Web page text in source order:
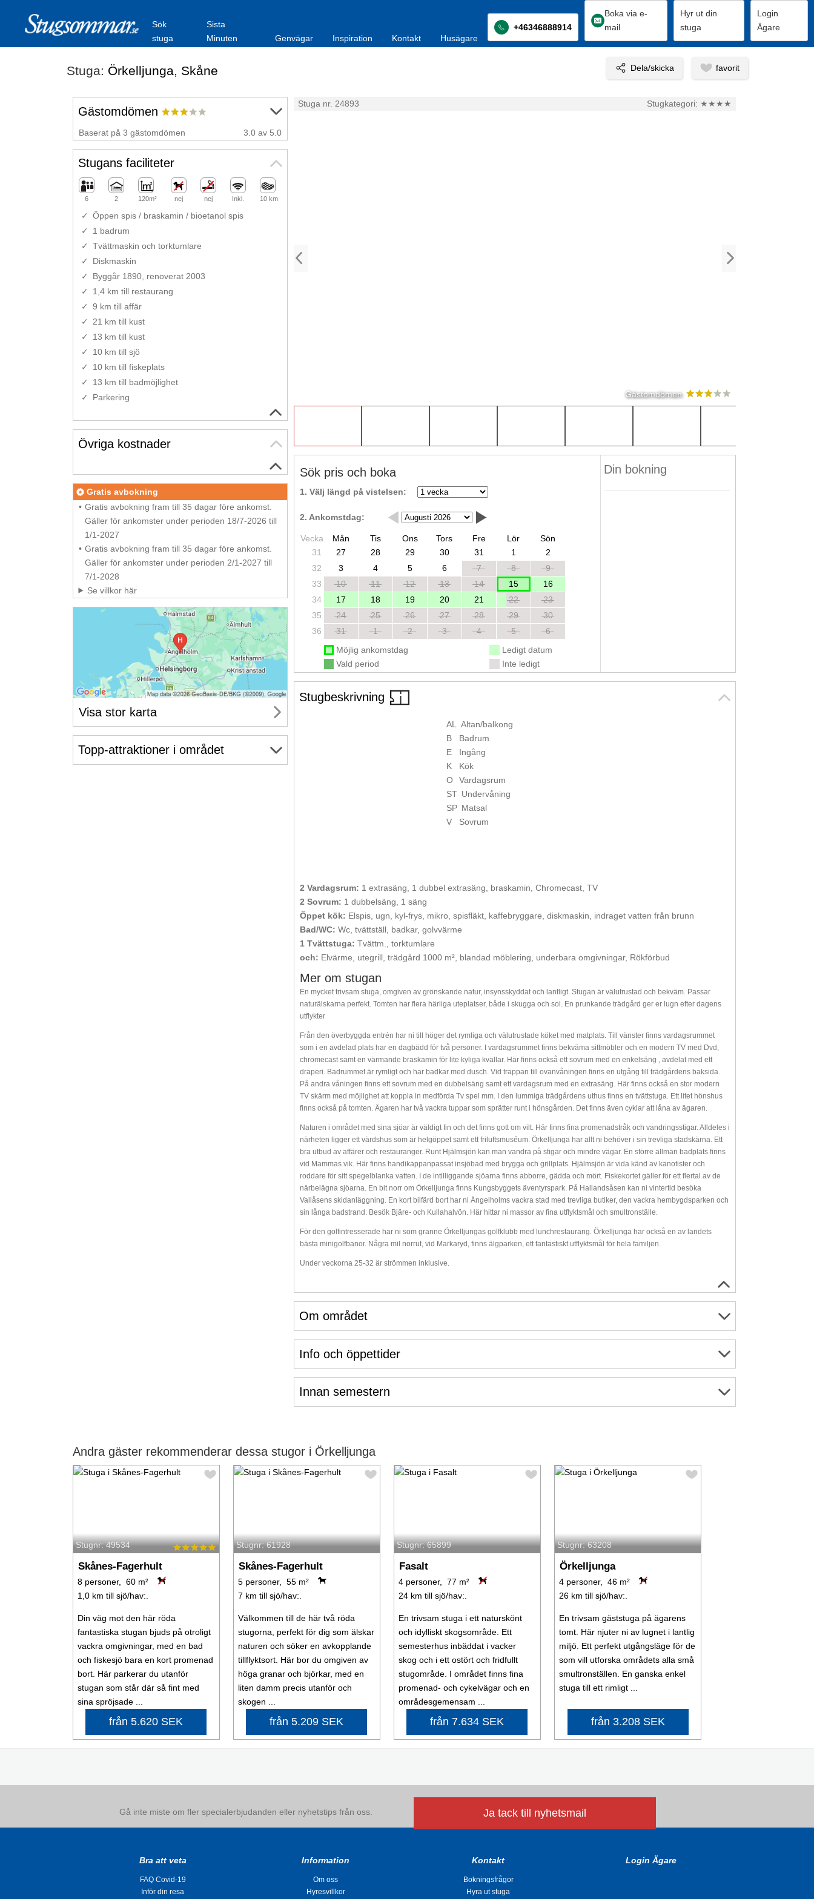
Sök
stuga
Sista
Minuten
Genvägar Inspiration Kontakt Husägare
+46346888914
Boka via e-
mail
Hyr ut din
stuga
Login
Ägare
Stuga: Örkelljunga, Skåne
Stuga nr. 24893 Stugkategori: ★★★★
Gästomdömen
Sök pris och boka
1. Välj längd på vistelsen:
2. Ankomstdag:
Vecka Mån Tis Ons Tors Fre Lör
Sön
31
27 28 29 30 31 1
2
32
3 4 5 6 7 8
9
33
10 11 12 13 14 15
16
34
17 18 19 20 21 22
23
35
24 25 26 27 28 29
30
36
31 1 2 3 4 5
6
Möjlig ankomstdag
Vald period
Ledigt datum
Inte ledigt
Din bokning
Stugbeskrivning
AL
Altan/balkong
B
Badrum
E
Ingång
K
Kök
O
Vardagsrum
ST Undervåning
SP Matsal
V
Sovrum
2 Vardagsrum: 1 extrasäng, 1 dubbel extrasäng, braskamin, Chromecast, TV
2 Sovrum: 1 dubbelsäng, 1 säng
Öppet kök: Elspis, ugn, kyl-frys, mikro, spisfläkt, kaffebryggare, diskmaskin, indraget vatten från brunn
Bad/WC: Wc, tvättställ, badkar, golvvärme
1 Tvättstuga: Tvättm., torktumlare
och: Elvärme, utegrill, trädgård 1000 m², blandad möblering, underbara omgivningar, Rökförbud
Mer om stugan
En mycket trivsam stuga, omgiven av grönskande natur, insynsskyddat och lantligt. Stugan är välutrustad och bekväm. Passar
naturälskarna perfekt. Tomten har flera härliga uteplatser, både i skugga och sol. En prunkande trädgård ger er lugn efter dagens
utflykter
Från den överbyggda entrén har ni till höger det rymliga och välutrustade köket med matplats. Till vänster finns vardagsrummet
som i en avdelad plats har en dagbädd för två personer. I vardagsrummet finns bekväma sittmöbler och en modern TV med Dvd,
chromecast samt en värmande braskamin för lite kyliga kvällar. Här finns också ett sovrum med en enkelsäng , avdelat med ett
draperi. Badrummet är rymligt och har badkar med dusch. Vid trappan till ovanvåningen finns en utgång till trädgårdens baksida.
På andra våningen finns ett sovrum med en dubbelsäng samt ett vardagsrum med en extrasäng. Här finns också en stor modern
TV skärm med möjlighet att koppla in medförda Tv spel mm. I den lummiga trädgårdens uthus finns en tvättstuga. Ett litet hönshus
finns också på tomten. Ägaren har två vackra tuppar som sprätter runt i hönsgården. Det finns även cyklar att låna av ägaren.
Naturen i området med sina sjöar är väldigt fin och det finns gott om vilt. Här finns fina promenadstråk och vandringsstigar. Alldeles i
närheten ligger ett värdshus som är helgöppet samt ett friluftsmuséum. Örkelljunga har allt ni behöver i sin trevliga stadskärna. Ett
bra utbud av affärer och restauranger. Runt Hjälmsjön kan man vandra på stigar och mindre vägar. En större allmän badplats finns
vid Mammas vik. Här finns handikappanpassat insjöbad med brygga och grillplats. Hjälmsjön är vida känd av kanotister och
roddare för sitt spegelblanka vatten. I de intilliggande sjöarna finns abborre, gädda och mört. Fiskekortet gäller för ett flertal av de
närbelägna sjöarna. En bit norr om Örkelljunga finns Kungsbyggets äventyrspark. På Hallandsåsen kan ni vintertid besöka
Vallåsens skidanläggning. En kort bilfärd bort har ni Ängelholms vackra stad med trevliga butiker, den vackra hembygdsparken och
sin långa badstrand. Besök Bjäre- och Kullahalvön. Här hittar ni massor av fina utflyktsmål och smultronställe.
För den golfintresserade har ni som granne Örkelljungas golfklubb med lunchrestaurang. Örkelljunga har också en av landets
bästa minigolfbanor. Några mil norrut, vid Markaryd, finns älgparken, ett fantastiskt utflyktsmål för hela familjen.
Under veckorna 25-32 är strömmen inklusive.
Om området
Info och öppettider
Innan semestern
Gästomdömen
Baserat på 3 gästomdömen 3.0 av 5.0
Stugans faciliteter
6 2 120m² nej nej Inkl. 10 km
Öppen spis / braskamin / bioetanol spis
1 badrum
Tvättmaskin och torktumlare
Diskmaskin
Byggår 1890, renoverat 2003
1,4 km till restaurang
9 km till affär
21 km till kust
13 km till kust
10 km till sjö
10 km till fiskeplats
13 km till badmöjlighet
Parkering
Övriga kostnader
Gratis avbokning
Gratis avbokning fram till 35 dagar före ankomst.
Gäller för ankomster under perioden 18/7-2026 till
1/1-2027
Gratis avbokning fram till 35 dagar före ankomst.
Gäller för ankomster under perioden 2/1-2027 till
7/1-2028
Se villkor här
Visa stor karta
Topp-attraktioner i området
Andra gäster rekommenderar dessa stugor i Örkelljunga
Stugnr: 49534
Skånes-Fagerhult
8 personer, 60 m²
1,0 km till sjö/hav:.
Din väg mot den här röda
fantastiska stugan bjuds på otroligt
vackra omgivningar, med en bad
och fiskesjö bara en kort promenad
bort. Här parkerar du utanför
stugan som står där så fint med
sina spröjsade ...
från 5.620 SEK
Stugnr: 61928
Skånes-Fagerhult
5 personer, 55 m²
7 km till sjö/hav:.
Välkommen till de här två röda
stugorna, perfekt för dig som älskar
naturen och söker en avkopplande
tillflyktsort. Här bor du omgiven av
höga granar och björkar, med en
liten damm precis utanför och
skogen ...
från 5.209 SEK
Stugnr: 65899
Fasalt
4 personer, 77 m²
24 km till sjö/hav:.
En trivsam stuga i ett naturskönt
och idylliskt skogsområde. Ett
semesterhus inbäddat i vacker
skog och i ett ostört och fridfullt
stugområde. I området finns fina
promenad- och cykelvägar och en
områdesgemensam ...
från 7.634 SEK
Stugnr: 63208
Örkelljunga
4 personer, 46 m²
26 km till sjö/hav:.
En trivsam gäststuga på ägarens
tomt. Här njuter ni av lugnet i lantlig
miljö. Ett perfekt utgångsläge för de
som vill utforska områdets alla små
smultronställen. En ganska enkel
stuga till ett rimligt ...
från 3.208 SEK
Gå inte miste om fler specialerbjudanden eller nyhetstips från oss. Ja tack till nyhetsmail
Bra att veta
FAQ Covid-19
Inför din resa
Information
Om oss
Hyresvillkor
Kontakt
Bokningsfrågor
Hyra ut stuga
Login Ägare